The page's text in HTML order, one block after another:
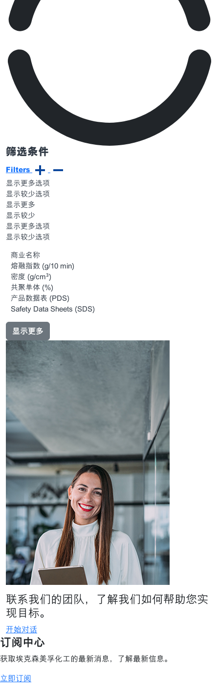
筛选条件
Filters
显示更多选项
显示较少选项
显示更多
显示较少
显示更多选项
显示较少选项
商业名称
熔融指数 (g/10 min)
密度 (g/cm³)
共聚单体 (%)
产品数据表 (PDS)
Safety Data Sheets (SDS)
显示更多
联系我们的团队，了解我们如何帮助您实
现目标。
开始对话
订阅中心
获取埃克森美孚化工的最新消息，了解最新信息。
立即订阅